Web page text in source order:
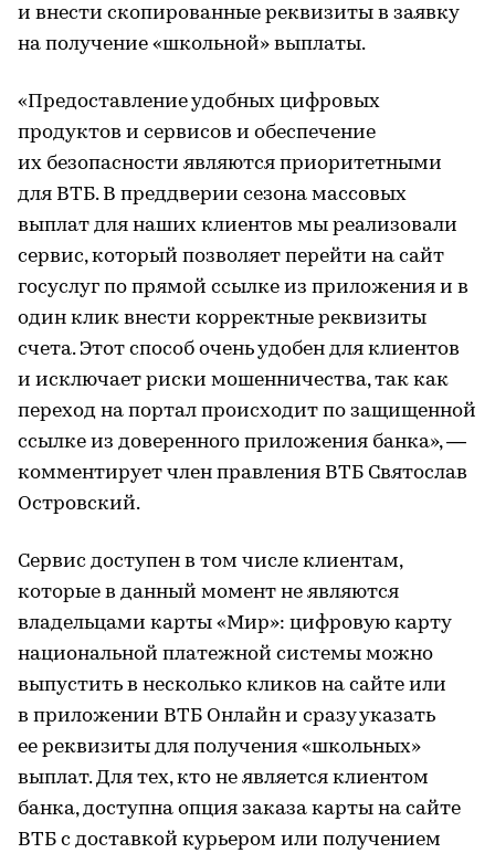
и внести скопированные реквизиты в заявку
на получение «школьной» выплаты.
«Предоставление удобных цифровых
продуктов и сервисов и обеспечение
их безопасности являются приоритетными
для ВТБ. В преддверии сезона массовых
выплат для наших клиентов мы реализовали
сервис, который позволяет перейти на сайт
госуслуг по прямой ссылке из приложения и в
один клик внести корректные реквизиты
счета. Этот способ очень удобен для клиентов
и исключает риски мошенничества, так как
переход на портал происходит по защищенной
ссылке из доверенного приложения банка», —
комментирует член правления ВТБ Святослав
Островский.
Сервис доступен в том числе клиентам,
которые в данный момент не являются
владельцами карты «Мир»: цифровую карту
национальной платежной системы можно
выпустить в несколько кликов на сайте или
в приложении ВТБ Онлайн и сразу указать
ее реквизиты для получения «школьных»
выплат. Для тех, кто не является клиентом
банка, доступна опция заказа карты на сайте
ВТБ с доставкой курьером или получением